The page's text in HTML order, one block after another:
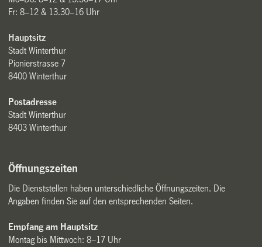
Fr: 8–12 & 13.30–16 Uhr
Hauptsitz
Stadt Winterthur
Pionierstrasse 7
8400 Winterthur
Postadresse
Stadt Winterthur
8403 Winterthur
Öffnungszeiten
Die Dienststellen haben unterschiedliche Öffnungszeiten. Die
Angaben finden Sie auf den entsprechenden Seiten.
Empfang am Hauptsitz
Montag bis Mittwoch: 8–17 Uhr